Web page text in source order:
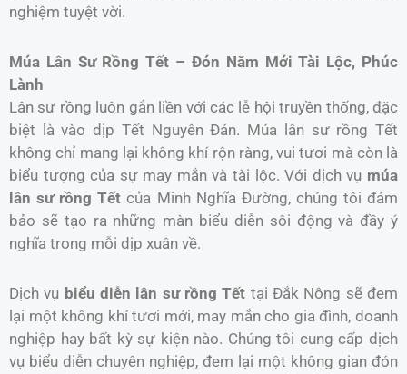
nghiệm tuyệt vời.
Múa Lân Sư Rồng Tết – Đón Năm Mới Tài Lộc, Phúc
Lành
Lân sư rồng luôn gắn liền với các lễ hội truyền thống, đặc
biệt là vào dịp Tết Nguyên Đán. Múa lân sư rồng Tết
không chỉ mang lại không khí rộn ràng, vui tươi mà còn là
biểu tượng của sự may mắn và tài lộc. Với dịch vụ múa
lân sư rồng Tết của Minh Nghĩa Đường, chúng tôi đảm
bảo sẽ tạo ra những màn biểu diễn sôi động và đầy ý
nghĩa trong mỗi dịp xuân về.
Dịch vụ biểu diễn lân sư rồng Tết tại Đắk Nông sẽ đem
lại một không khí tươi mới, may mắn cho gia đình, doanh
nghiệp hay bất kỳ sự kiện nào. Chúng tôi cung cấp dịch
vụ biểu diễn chuyên nghiệp, đem lại một không gian đón